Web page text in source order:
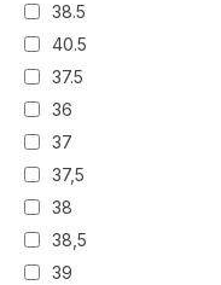
38.5
40.5
37.5
36
37
37,5
38
38,5
39